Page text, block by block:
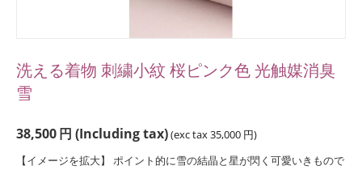
洗える着物 刺繍小紋 桜ピンク色 光触媒消臭
雪
38,500円 (Including tax)(exc tax35,000 円)
【イメージを拡大】 ポイント的に雪の結晶と星が閃く可愛いきもので